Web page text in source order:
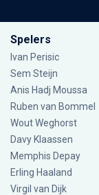
Spelers
Ivan Perisic
Sem Steijn
Anis Hadj Moussa
Ruben van Bommel
Wout Weghorst
Davy Klaassen
Memphis Depay
Erling Haaland
Virgil van Dijk